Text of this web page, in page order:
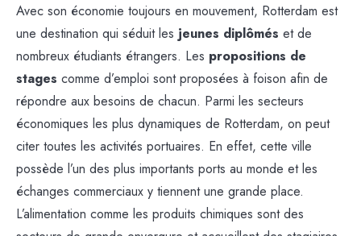
Avec son économie toujours en mouvement, Rotterdam est
une destination qui séduit les jeunes diplômés et de
nombreux étudiants étrangers. Les propositions de
stages comme d’emploi sont proposées à foison afin de
répondre aux besoins de chacun. Parmi les secteurs
économiques les plus dynamiques de Rotterdam, on peut
citer toutes les activités portuaires. En effet, cette ville
possède l’un des plus importants ports au monde et les
échanges commerciaux y tiennent une grande place.
L’alimentation comme les produits chimiques sont des